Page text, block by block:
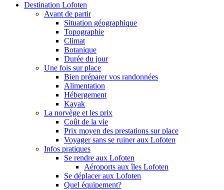
Destination Lofoten
Avant de partir
Situation géographique
Topographie
Climat
Botanique
Durée du jour
Une fois sur place
Bien préparer vos randonnées
Alimentation
Hébergement
Kayak
La norvège et les prix
Coût de la vie
Prix moyen des prestations sur place
Voyager sans se ruiner aux Lofoten
Infos pratiques
Se rendre aux Lofoten
Aéroports aux îles Lofoten
Se déplacer aux Lofoten
Quel équipement?